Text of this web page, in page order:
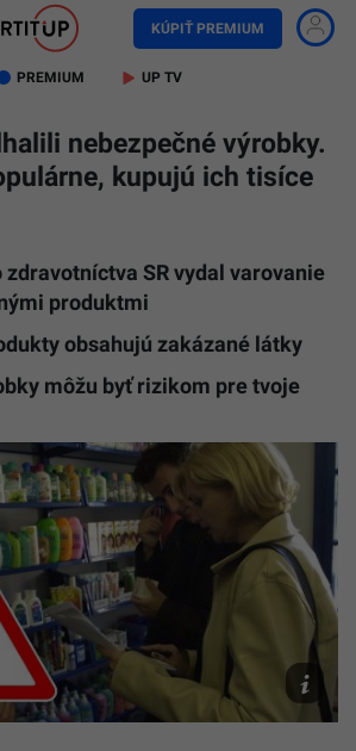
KÚPIŤ PREMIUM
PREMIUM UP TV
nebezpečné výrobky.
kupujú ich tisíce
zdravotníctva SR vydal varovanie
produktmi
obsahujú zakázané látky
môžu byť rizikom pre tvoje
TASR/
Veselský